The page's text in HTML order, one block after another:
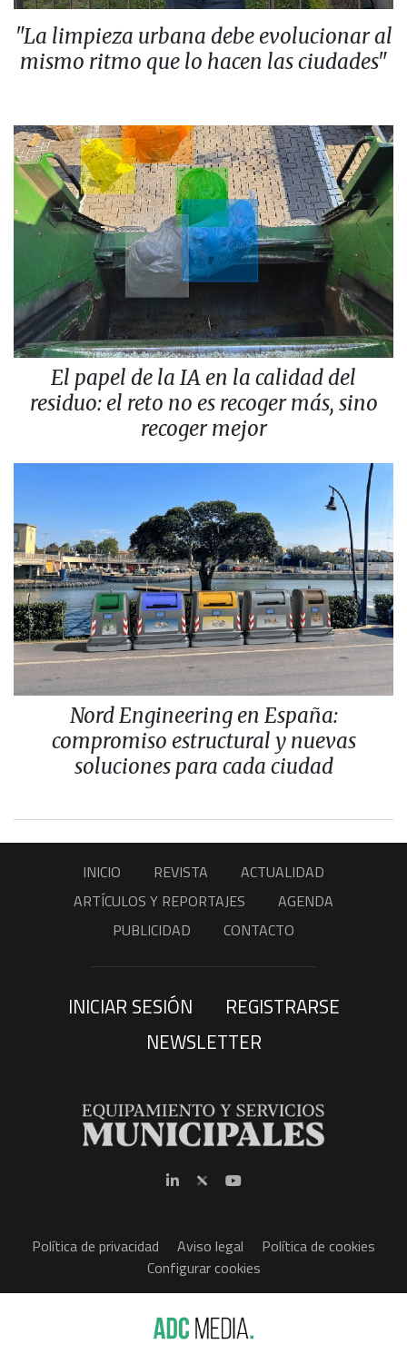
"La limpieza urbana debe evolucionar al
mismo ritmo que lo hacen las ciudades"
El papel de la IA en la calidad del
residuo: el reto no es recoger más, sino
recoger mejor
Nord Engineering en España:
compromiso estructural y nuevas
soluciones para cada ciudad
INICIO REVISTA
ACTUALIDAD
ARTÍCULOS Y REPORTAJES
AGENDA
PUBLICIDAD
CONTACTO
INICIAR SESIÓN
REGISTRARSE
NEWSLETTER
Política de privacidad Aviso legal
Política de cookies
Configurar cookies